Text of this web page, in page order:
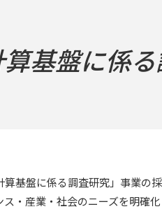
算基盤に係
基盤に係る調査研究」事業の
・産業・社会のニーズを明確